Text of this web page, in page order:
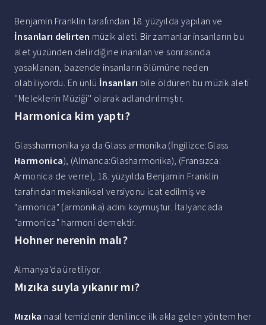
Benjamin Franklin tarafından 18. yüzyılda yapılan ve
İnsanları delirten müzik aleti. Bir zamanlar insanların bu
alet yüzünden delirdiğine inanılan ve sonrasında
yasaklanan, bazende insanların ölümüne neden
olabiliyordu. En ünlü İnsanları bile öldüren bu müzik aleti
''Meleklerin Müziği'' olarak adlandırılmıştır.
Harmonica kim yaptı?
Glassharmonika ya da Glass armonika (İngilizce:Glass
Harmonica), (Almanca:Glasharmonika), (Fransızca:
Armonica de verre), 18. yüzyılda Benjamin Franklin
tarafından mekaniksel versiyonu icat edilmiş ve
"armonica" (armonika) adını koymuştur. İtalyancada
"armonica" harmoni demektir.
Hohner nerenin malı?
Almanya'da üretiliyor.
Mızıka suyla yıkanır mı?
Mızıka nasıl temizlenir denilince ilk akla gelen yöntem her